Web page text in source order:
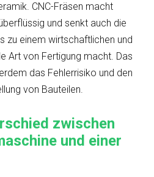
CNC-Fräsen macht
und senkt auch die
zu einem wirtschaftlichen und
Art von Fertigung macht. Das
das Fehlerrisiko und den
von Bauteilen.
zwischen
und einer